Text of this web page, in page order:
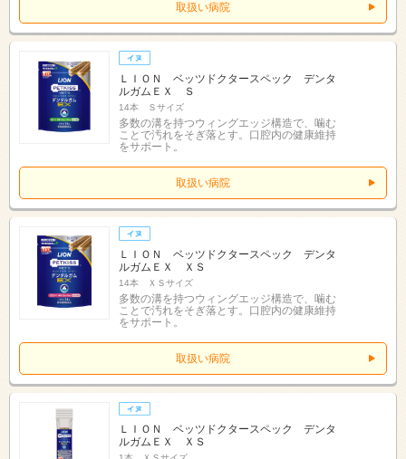
取扱い病院
ＬＩＯＮ ベッツドクタースペック デンタ
ルガムＥＸ Ｓ
14本 Ｓサイズ
多数の溝を持つウィングエッジ構造で、噛む
ことで汚れをそぎ落とす。口腔内の健康維持
をサポート。
取扱い病院
ＬＩＯＮ ベッツドクタースペック デンタ
ルガムＥＸ ＸＳ
14本 ＸＳサイズ
多数の溝を持つウィングエッジ構造で、噛む
ことで汚れをそぎ落とす。口腔内の健康維持
をサポート。
取扱い病院
ＬＩＯＮ ベッツドクタースペック デンタ
ルガムＥＸ ＸＳ